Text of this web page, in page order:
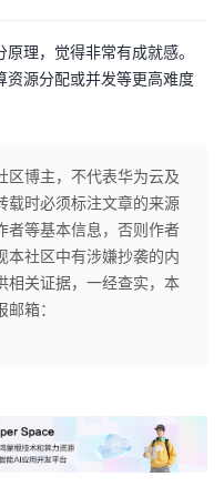
理，觉得非常有成就感。
资源分配或并发等更高难度
区博主，不代表华为云及
载时必须标注文章的来源
者等基本信息，否则作者
本社区中有涉嫌抄袭的内
相关证据，一经查实，本
箱：